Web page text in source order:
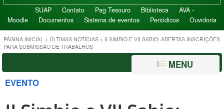
SUAP Contato Pag Tesouro Biblioteca
AVA -
Moodle
Documentos Sistema de eventos Periódicos Ouvidoria
PÁGINA INICIAL > ÚLTIMAS NOTÍCIAS > II SIMBIO E VII SABIO: ABERTAS INSCRIÇÕES
PARA SUBMISSÃO DE TRABALHOS
MENU
EVENTO